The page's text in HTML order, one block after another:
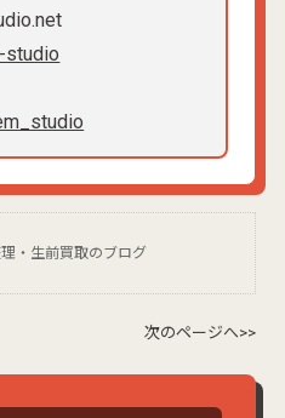
studio
・生前買取のブログ
次のページへ>>